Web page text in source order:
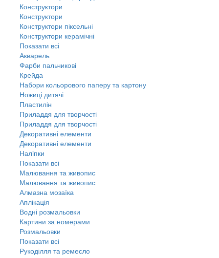
Конструктори
Конструктори
Конструктори піксельні
Конструктори керамічні
Показати всі
Акварель
Фарби пальчикові
Крейда
Набори кольорового паперу та картону
Ножиці дитячі
Пластилін
Приладдя для творчості
Приладдя для творчості
Декоративні елементи
Декоративні елементи
Налiпки
Показати всі
Малювання та живопис
Малювання та живопис
Алмазна мозаїка
Аплікація
Водні розмальовки
Картини за номерами
Розмальовки
Показати всі
Рукоділля та ремесло